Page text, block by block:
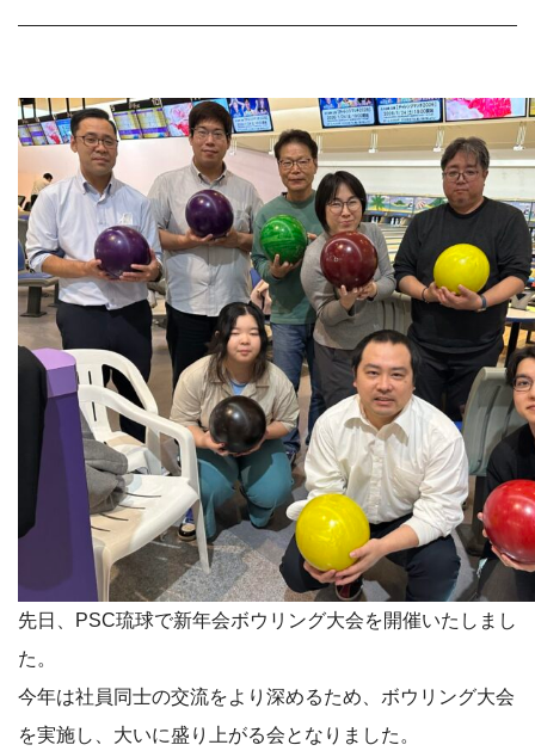
先日、PSC琉球で新年会ボウリング大会を開催いたしまし
た。
今年は社員同士の交流をより深めるため、ボウリング大会
を実施し、大いに盛り上がる会となりました。